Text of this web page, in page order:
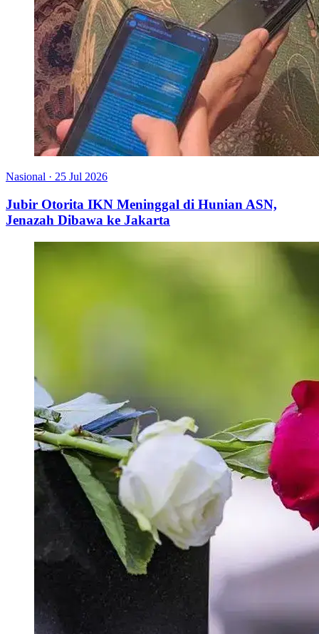
Nasional · 25 Jul 2026
Jubir Otorita IKN Meninggal di Hunian ASN,
Jenazah Dibawa ke Jakarta